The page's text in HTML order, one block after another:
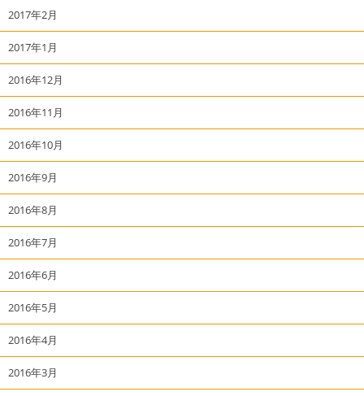
2017年2月
2017年1月
2016年12月
2016年11月
2016年10月
2016年9月
2016年8月
2016年7月
2016年6月
2016年5月
2016年4月
2016年3月